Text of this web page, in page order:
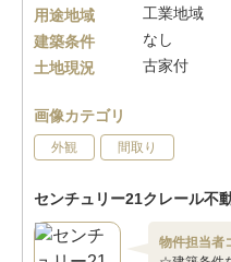
用途地域
工業地域
建築条件
なし
土地現況
古家付
画像カテゴリ
外観 間取り
センチュリー21クレール不
物件担当者